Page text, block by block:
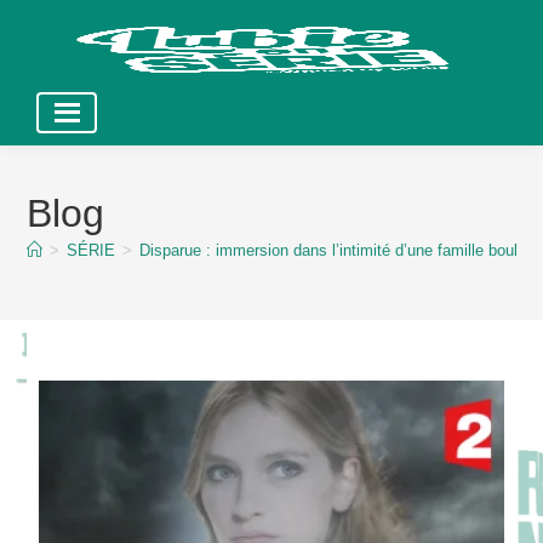
contentBlog
> SÉRIE > Disparue : immersion dans l’intimité d’une famille